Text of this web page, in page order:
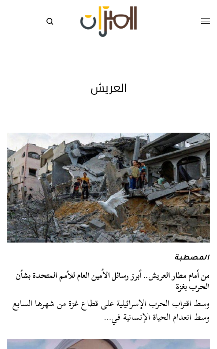
العريش
المصطبة
من أمام مطار العريش.. أبرز رسائل الأمين العام للأمم المتحدة بشأن
الحرب بغزة
وسط اقتراب الحرب الإسرائيلية على قطاع غزة من شهرها السابع
وسط انعدام الحياة الإنسانية في…